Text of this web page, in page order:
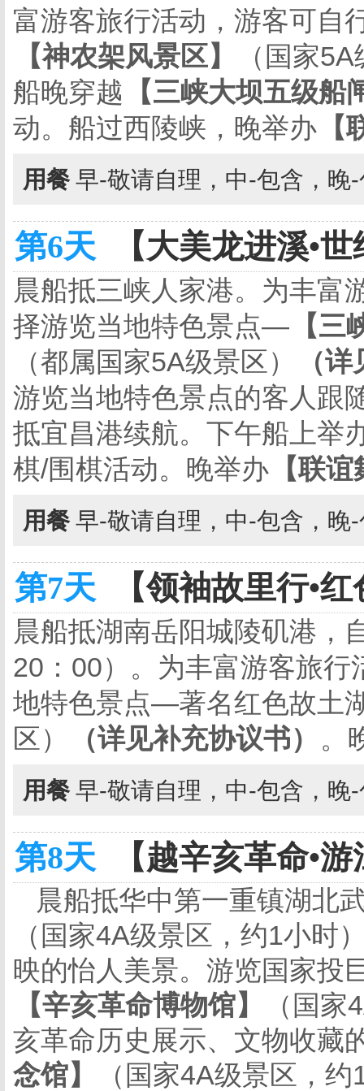
富游客旅行活动，游客可
【神农架风景区】
（国家5A
船晚穿越
【三峡大坝五级船
动。船过西陵峡，晚举办
用餐 早-敬请自理，中-包含，晚
第6天 【大美龙进溪•
晨船抵三峡人家港。为丰富
择游览当地特色景点— 【
（都属国家5A级景区）
（
游览当地特色景点的客人跟
抵宜昌港续航。下午船上举
棋/围棋活动。晚举办 【联
用餐 早-敬请自理，中-包含，晚
第7天 【领袖故里行•
晨船抵湖南岳阳城陵矶港
20 ：00）。为丰富游客旅
地特色景点—著名红色故土
区）
（详见补充协议书） 。
用餐 早-敬请自理，中-包含，晚
第8天 【越辛亥革命•
晨船抵华中第一重镇湖北
（国家4A级景区，约1小时
映的怡人美景。游览国家投
【辛亥革命博物馆】
（国家
亥革命历史展示、文物收藏
念馆】
（国家4A级景区，约